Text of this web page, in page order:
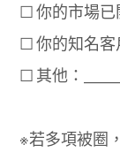
☐ 你的市場已
☐ 你的知名客
☐ 其他：
※若多項被圈